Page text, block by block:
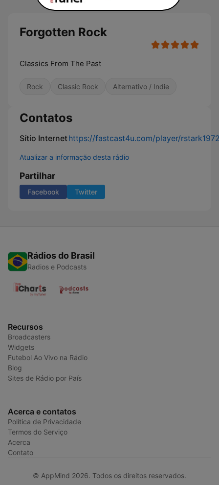
Forgotten Rock
Classics From The Past
Rock Classic Rock Alternativo / Indie
Contatos
Sítio Internethttps://fastcast4u.com/player/
Atualizar a informação desta rádio
Partilhar
Facebook Twitter
Rádios do Brasil
Radios e Podcasts
Recursos
Broadcasters
Widgets
Futebol Ao Vivo na Rádio
Blog
Sites de Rádio por País
Acerca e contatos
Política de Privacidade
Termos do Serviço
Acerca
Contato
© AppMind 2026. Todos os direitos reservados.